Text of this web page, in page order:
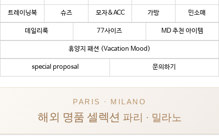
트레이닝복 슈즈 모자&ACC 가방 민소매
데일리룩 77사이즈 MD 추천 아이템
휴양지 패션 (Vacation Mood)
special proposal 문의하기
PARIS · MILANO
해외 명품 셀렉션 파리 · 밀라노